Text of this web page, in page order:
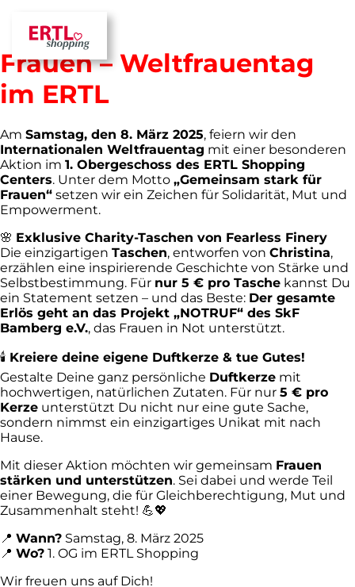
Gemeinsam stark für
Frauen – Weltfrauentag
im ERTL
Am Samstag, den 8. März 2025, feiern wir den
Internationalen Weltfrauentag mit einer besonderen
Aktion im 1. Obergeschoss des ERTL Shopping
Centers. Unter dem Motto „Gemeinsam stark für
Frauen“ setzen wir ein Zeichen für Solidarität, Mut und
Empowerment.
🌸 Exklusive Charity-Taschen von Fearless Finery
Die einzigartigen Taschen, entworfen von Christina,
erzählen eine inspirierende Geschichte von Stärke und
Selbstbestimmung. Für nur 5 € pro Tasche kannst Du
ein Statement setzen – und das Beste: Der gesamte
Erlös geht an das Projekt „NOTRUF“ des SkF
Bamberg e.V., das Frauen in Not unterstützt.
🕯 Kreiere deine eigene Duftkerze & tue Gutes!
Gestalte Deine ganz persönliche Duftkerze mit
hochwertigen, natürlichen Zutaten. Für nur 5 € pro
Kerze unterstützt Du nicht nur eine gute Sache,
sondern nimmst ein einzigartiges Unikat mit nach
Hause.
Mit dieser Aktion möchten wir gemeinsam Frauen
stärken und unterstützen. Sei dabei und werde Teil
einer Bewegung, die für Gleichberechtigung, Mut und
Zusammenhalt steht! 💪💖
📍 Wann? Samstag, 8. März 2025
📍 Wo? 1. OG im ERTL Shopping
Wir freuen uns auf Dich!